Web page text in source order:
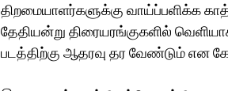
திறமையாளர்களுக்கு வாய்ப்பளிக்க
தேதியன்று திரையரங்குகளில்
படத்திற்கு ஆதரவு தர வேண்டும் என